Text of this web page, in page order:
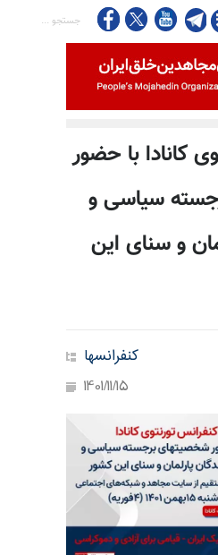
کانادا با حضور
سیاسی و
و سنای این
کنفرانسها
1401/11/15